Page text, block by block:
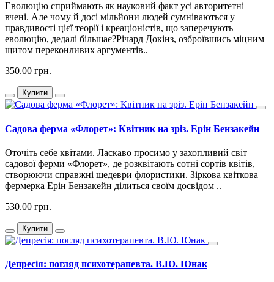
Еволюцію сприймають як науковий факт усі авторитетні
вчені. Але чому й досі мільйони людей сумніваються у
правдивості цієї теорії і креаціоністів, що заперечують
еволюцію, дедалі більшає?Річард Докінз, озброївшись міцним
щитом переконливих аргументів..
350.00 грн.
Купити
Садова ферма «Флорет»: Квітник на зріз. Ерін Бензакейн
Оточіть себе квітами. Ласкаво просимо у захопливий світ
садової ферми «Флорет», де розквітають сотні сортів квітів,
створюючи справжні шедеври флористики. Зіркова квіткова
фермерка Ерін Бензакейн ділиться своїм досвідом ..
530.00 грн.
Купити
Депресія: погляд психотерапевта. В.Ю. Юнак